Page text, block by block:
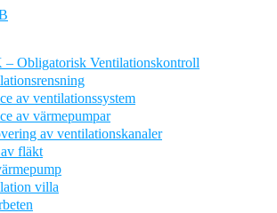
Obligatorisk Ventilationskontroll
av ventilationssystem
av värmepumpar
av ventilationskanaler
fläkt
villa